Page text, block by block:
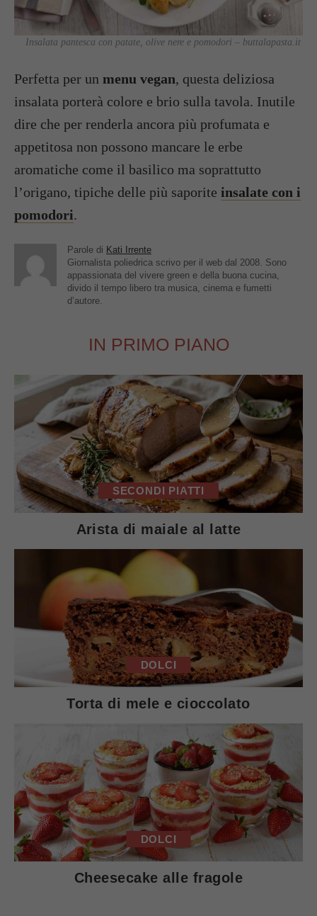
Insalata pantesca con patate, olive nere e pomodori – buttalapasta.it
Perfetta per un menu vegan, questa deliziosa
insalata porterà colore e brio sulla tavola. Inutile
dire che per renderla ancora più profumata e
appetitosa non possono mancare le erbe
aromatiche come il basilico ma soprattutto
l’origano, tipiche delle più saporite insalate con i
pomodori.
Parole di Kati Irrente
Giornalista poliedrica scrivo per il web dal 2008. Sono
appassionata del vivere green e della buona cucina,
divido il tempo libero tra musica, cinema e fumetti
d’autore.
IN PRIMO PIANO
SECONDI PIATTI
Arista di maiale al latte
DOLCI
Torta di mele e cioccolato
DOLCI
Cheesecake alle fragole